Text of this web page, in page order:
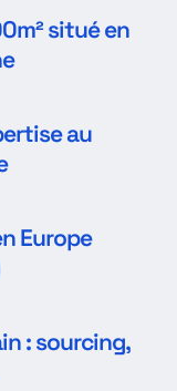
situé en
au
Europe
: sourcing,